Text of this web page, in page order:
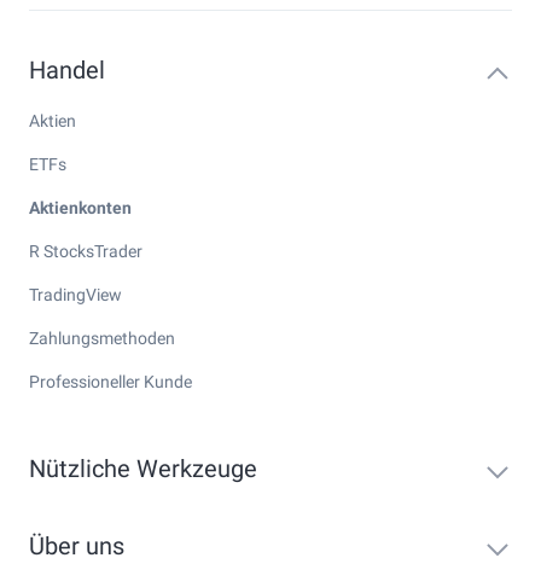
Handel
Aktien
ETFs
Aktienkonten
R StocksTrader
TradingView
Zahlungsmethoden
Professioneller Kunde
Nützliche Werkzeuge
Über uns